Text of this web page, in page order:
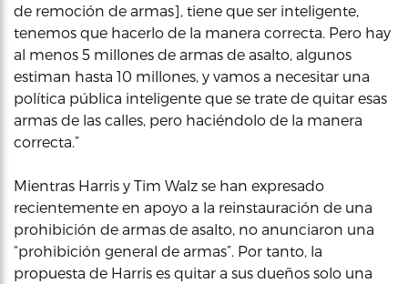
de remoción de armas], tiene que ser inteligente,
tenemos que hacerlo de la manera correcta. Pero hay
al menos 5 millones de armas de asalto, algunos
estiman hasta 10 millones, y vamos a necesitar una
política pública inteligente que se trate de quitar esas
armas de las calles, pero haciéndolo de la manera
correcta.”
Mientras Harris y Tim Walz se han expresado
recientemente en apoyo a la reinstauración de una
prohibición de armas de asalto, no anunciaron una
“prohibición general de armas”. Por tanto, la
propuesta de Harris es quitar a sus dueños solo una